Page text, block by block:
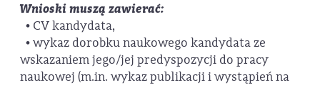
Wnioski muszą zawierać:
• CV kandydata,
• wykaz dorobku naukowego kandydata ze
wskazaniem jego/jej predyspozycji do pracy
naukowej (m.in. wykaz publikacji i wystąpień na